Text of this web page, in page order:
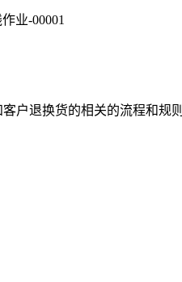
业-00001
户退换货的相关的流程和规则